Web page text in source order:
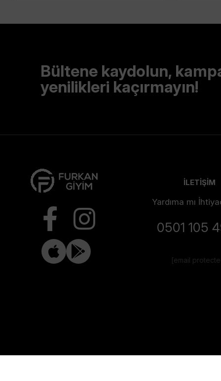
Bültene kaydolun,
yenilikleri kaçırmayın!
İLETİŞİM
Yardıma mı
0501 105
[email